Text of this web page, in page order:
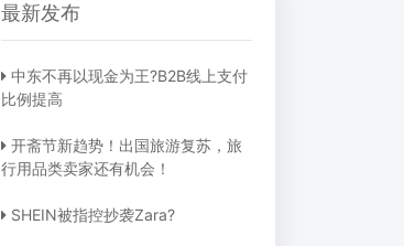
最新发布
中东不再以现金为王?B2B线上支付
比例提高
开斋节新趋势！出国旅游复苏，旅
行用品类卖家还有机会！
SHEIN被指控抄袭Zara?